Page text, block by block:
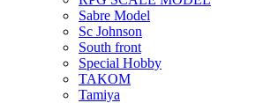
Sabre Model
Sc Johnson
South front
Special Hobby
TAKOM
Tamiya